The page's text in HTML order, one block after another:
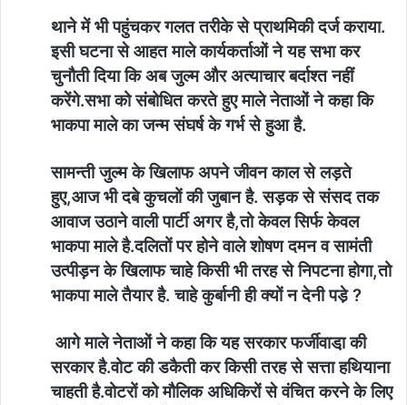
थाने में भी पहुंचकर गलत तरीके से प्राथमिकी दर्ज कराया.
इसी घटना से आहत माले कार्यकर्ताओं ने यह सभा कर
चुनौती दिया कि अब जुल्म और अत्याचार बर्दाश्त नहीं
करेंगे.सभा को संबोधित करते हुए माले नेताओं ने कहा कि
भाकपा माले का जन्म संघर्ष के गर्भ से हुआ है.
सामन्ती जुल्म के खिलाफ अपने जीवन काल से लड़ते
हुए,आज भी दबे कुचलों की जुबान है. सड़क से संसद तक
आवाज उठाने वाली पार्टी अगर है,तो केवल सिर्फ केवल
भाकपा माले है.दलितों पर होने वाले शोषण दमन व सामंती
उत्पीड़न के खिलाफ चाहे किसी भी तरह से निपटना होगा,तो
भाकपा माले तैयार है. चाहे कुर्बानी ही क्यों न देनी पडे़ ?
आगे माले नेताओं ने कहा कि यह सरकार फर्जीवाडा़ की
सरकार है.वोट की डकैती कर किसी तरह से सत्ता हथियाना
चाहती है.वोटरों को मौलिक अधिकिरों से वंचित करने के लिए